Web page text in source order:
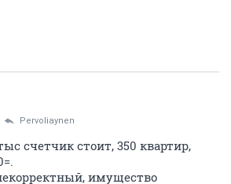
Pervoliaynen
счетчик стоит, 350 квартир,
имущество